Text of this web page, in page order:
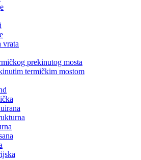
vrata
prekinutog mosta
termičkim mostom